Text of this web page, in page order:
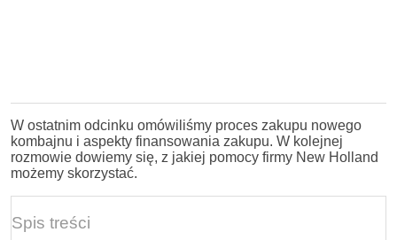
W ostatnim odcinku omówiliśmy proces zakupu nowego
kombajnu i aspekty finansowania zakupu. W kolejnej
rozmowie dowiemy się, z jakiej pomocy firmy New Holland
możemy skorzystać.
Spis treści